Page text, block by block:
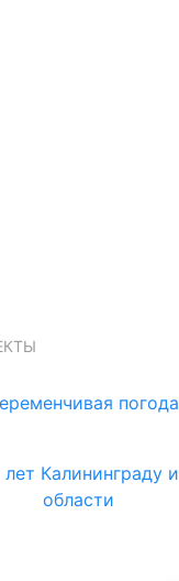
погода
лет Калининграду и
области